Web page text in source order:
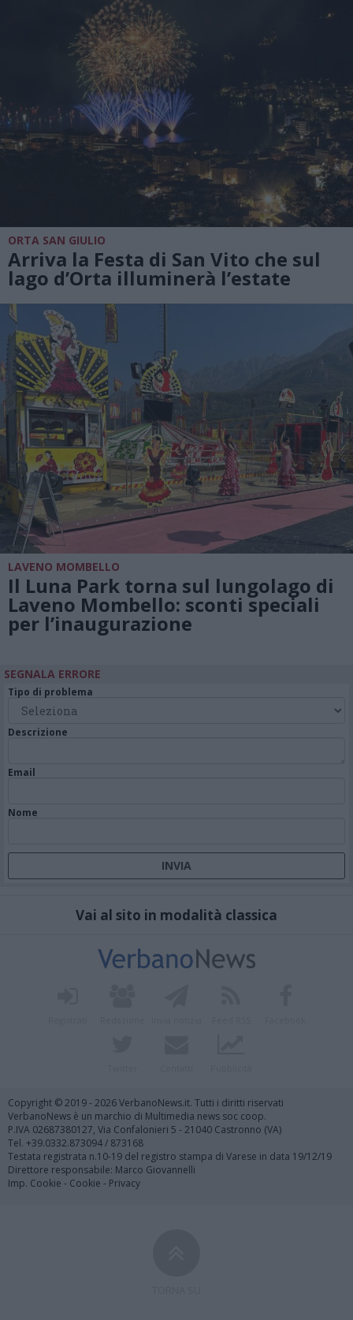
ORTA SAN GIULIO
Arriva la Festa di San Vito che sul
lago d’Orta illuminerà l’estate
LAVENO MOMBELLO
Il Luna Park torna sul lungolago di
Laveno Mombello: sconti speciali
per l’inaugurazione
SEGNALA ERRORE
Tipo di problema
Descrizione
Email
Nome
Vai al sito in modalità classica
Copyright © 2019 - 2026 VerbanoNews.it. Tutti i diritti riservati
VerbanoNews è un marchio di Multimedia news soc coop.
P.IVA 02687380127, Via Confalonieri 5 - 21040 Castronno (VA)
Tel. +39.0332.873094 / 873168
Testata registrata n.10-19 del registro stampa di Varese in data 19/12/19
Direttore responsabile: Marco Giovannelli
Imp. Cookie - Cookie - Privacy